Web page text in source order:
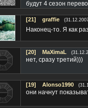
будут 4 сезон
[21] graffie
Наконец-то. Я как
[20] MaXimaL
нет, сразу третий)))
[19] Alonso1990
они начнут